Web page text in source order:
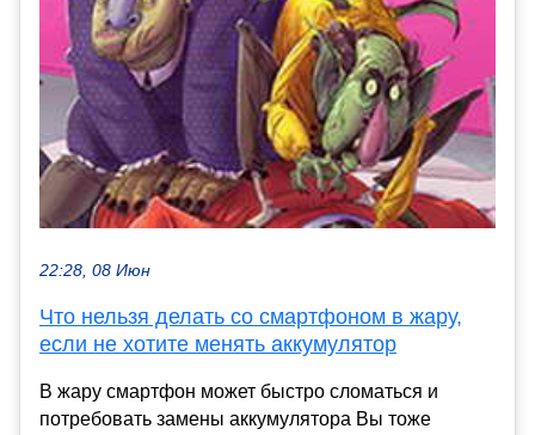
22:28, 08 Июн
Что нельзя делать со смартфоном в жару,
если не хотите менять аккумулятор
В жару смартфон может быстро сломаться и
потребовать замены аккумулятора Вы тоже